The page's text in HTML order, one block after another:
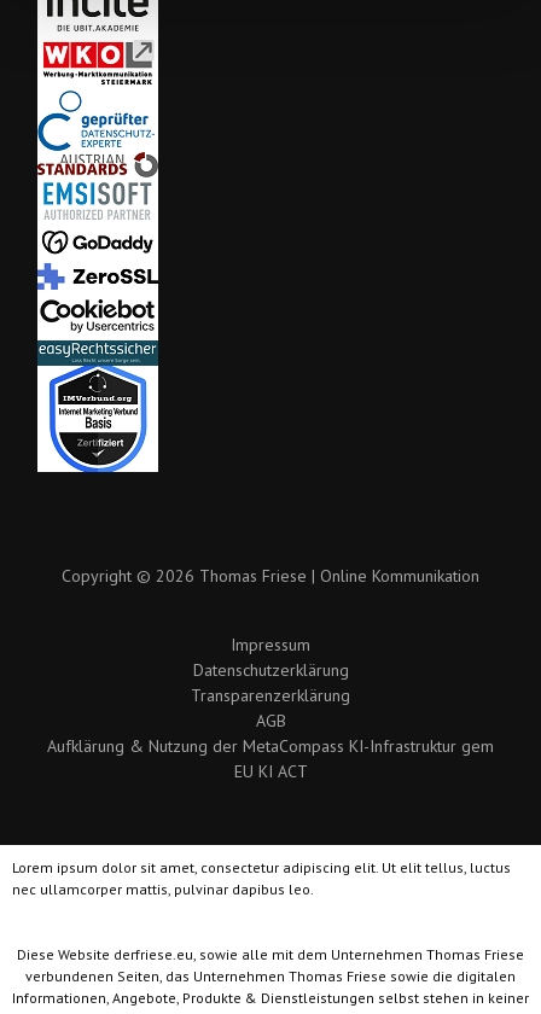
Copyright © 2026 Thomas Friese | Online Kommunikation
Impressum
Datenschutzerklärung
Transparenzerklärung
AGB
Aufklärung & Nutzung der MetaCompass KI-Infrastruktur gem
EU KI ACT
Lorem ipsum dolor sit amet, consectetur adipiscing elit. Ut elit tellus, luctus
nec ullamcorper mattis, pulvinar dapibus leo.
Diese Website derfriese.eu, sowie alle mit dem Unternehmen Thomas Friese
verbundenen Seiten, das Unternehmen Thomas Friese sowie die digitalen
Informationen, Angebote, Produkte & Dienstleistungen selbst stehen in keiner